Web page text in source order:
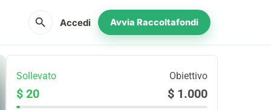
search Accedi Avvia Raccoltafondi
Sollevato Obiettivo
$ 20 $ 1.000